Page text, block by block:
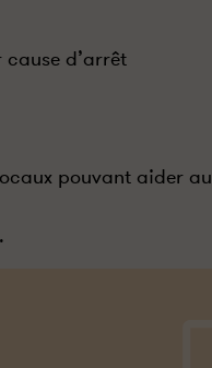
d’arrêt
pouvant aider au